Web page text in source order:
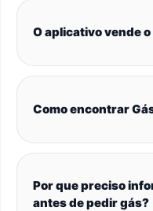
O aplicativo vende
Como encontrar
Por que preciso
antes de pedir gás?